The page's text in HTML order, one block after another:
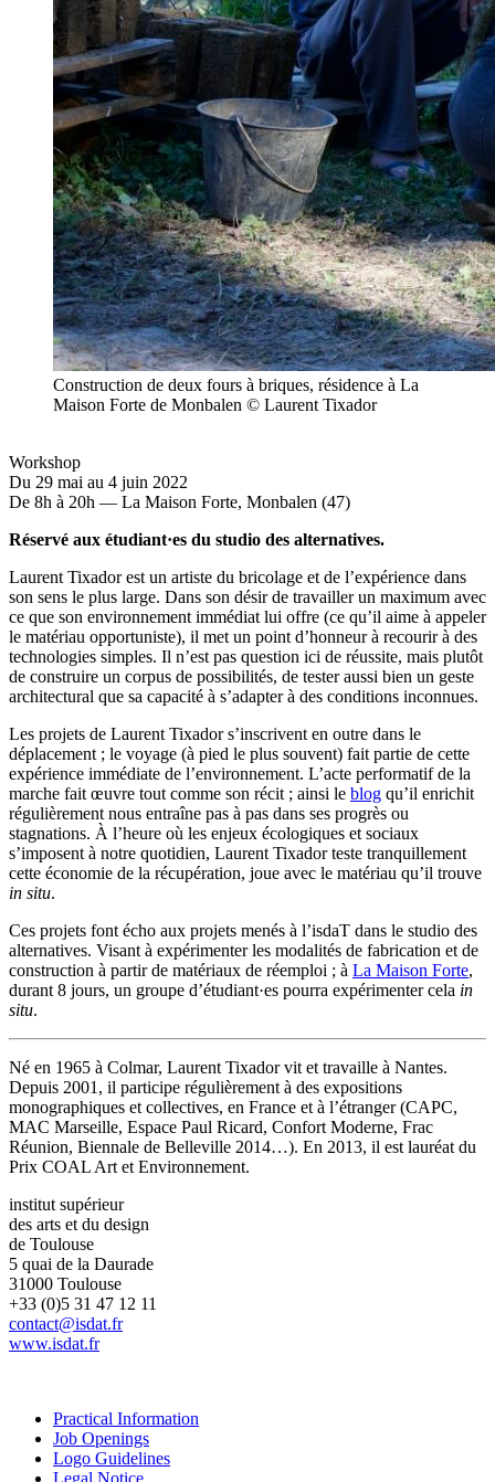
Construction de deux fours à briques, résidence à La
Maison Forte de Monbalen © Laurent Tixador
Workshop
Du 29 mai au 4 juin 2022
De 8h à 20h — La Maison Forte, Monbalen (47)
Réservé aux étudiant·es du studio des alternatives.
Laurent Tixador est un artiste du bricolage et de l’expérience dans
son sens le plus large. Dans son désir de travailler un maximum avec
ce que son environnement immédiat lui offre (ce qu’il aime à appeler
le matériau opportuniste), il met un point d’honneur à recourir à des
technologies simples. Il n’est pas question ici de réussite, mais plutôt
de construire un corpus de possibilités, de tester aussi bien un geste
architectural que sa capacité à s’adapter à des conditions inconnues.
Les projets de Laurent Tixador s’inscrivent en outre dans le
déplacement ; le voyage (à pied le plus souvent) fait partie de cette
expérience immédiate de l’environnement. L’acte performatif de la
marche fait œuvre tout comme son récit ; ainsi le blog qu’il enrichit
régulièrement nous entraîne pas à pas dans ses progrès ou
stagnations. À l’heure où les enjeux écologiques et sociaux
s’imposent à notre quotidien, Laurent Tixador teste tranquillement
cette économie de la récupération, joue avec le matériau qu’il trouve
in situ.
Ces projets font écho aux projets menés à l’isdaT dans le studio des
alternatives. Visant à expérimenter les modalités de fabrication et de
construction à partir de matériaux de réemploi ; à La Maison Forte,
durant 8 jours, un groupe d’étudiant·es pourra expérimenter cela in
situ.
Né en 1965 à Colmar, Laurent Tixador vit et travaille à Nantes.
Depuis 2001, il participe régulièrement à des expositions
monographiques et collectives, en France et à l’étranger (CAPC,
MAC Marseille, Espace Paul Ricard, Confort Moderne, Frac
Réunion, Biennale de Belleville 2014…). En 2013, il est lauréat du
Prix COAL Art et Environnement.
institut supérieur
des arts et du design
de Toulouse
5 quai de la Daurade
31000 Toulouse
+33 (0)5 31 47 12 11
contact@isdat.fr
www.isdat.fr
Practical Information
Job Openings
Logo Guidelines